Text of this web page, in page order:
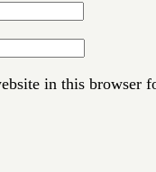
in this browser